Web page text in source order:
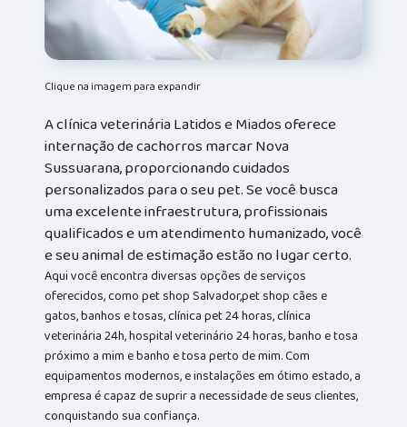
Clique na imagem para expandir
A clínica veterinária Latidos e Miados oferece
internação de cachorros marcar Nova
Sussuarana, proporcionando cuidados
personalizados para o seu pet. Se você busca
uma excelente infraestrutura, profissionais
qualificados e um atendimento humanizado, você
e seu animal de estimação estão no lugar certo.
Aqui você encontra diversas opções de serviços
oferecidos, como pet shop Salvador,pet shop cães e
gatos, banhos e tosas, clínica pet 24 horas, clínica
veterinária 24h, hospital veterinário 24 horas, banho e tosa
próximo a mim e banho e tosa perto de mim. Com
equipamentos modernos, e instalações em ótimo estado, a
empresa é capaz de suprir a necessidade de seus clientes,
conquistando sua confiança.